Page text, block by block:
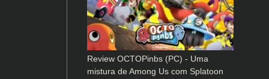
Review OCTOPinbs (PC) - Uma
mistura de Among Us com Splatoon